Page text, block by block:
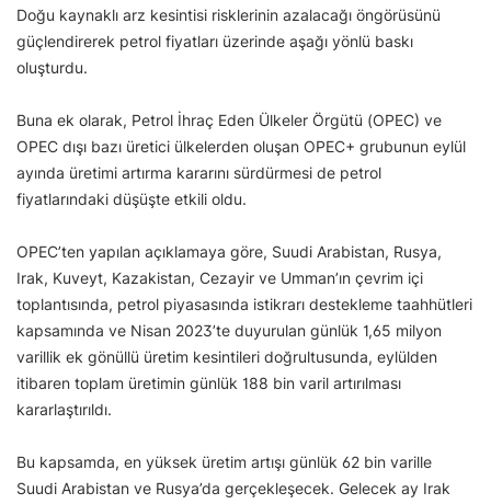
Doğu kaynaklı arz kesintisi risklerinin azalacağı öngörüsünü
güçlendirerek petrol fiyatları üzerinde aşağı yönlü baskı
oluşturdu.
Buna ek olarak, Petrol İhraç Eden Ülkeler Örgütü (OPEC) ve
OPEC dışı bazı üretici ülkelerden oluşan OPEC+ grubunun eylül
ayında üretimi artırma kararını sürdürmesi de petrol
fiyatlarındaki düşüşte etkili oldu.
OPEC’ten yapılan açıklamaya göre, Suudi Arabistan, Rusya,
Irak, Kuveyt, Kazakistan, Cezayir ve Umman’ın çevrim içi
toplantısında, petrol piyasasında istikrarı destekleme taahhütleri
kapsamında ve Nisan 2023’te duyurulan günlük 1,65 milyon
varillik ek gönüllü üretim kesintileri doğrultusunda, eylülden
itibaren toplam üretimin günlük 188 bin varil artırılması
kararlaştırıldı.
Bu kapsamda, en yüksek üretim artışı günlük 62 bin varille
Suudi Arabistan ve Rusya’da gerçekleşecek. Gelecek ay Irak